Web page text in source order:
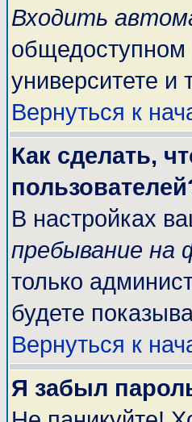
Входить
общедоступном
университете и
Вернуться к
Как сделать,
В настройках
пребывание на
только
будете
Вернуться к
Я забыл